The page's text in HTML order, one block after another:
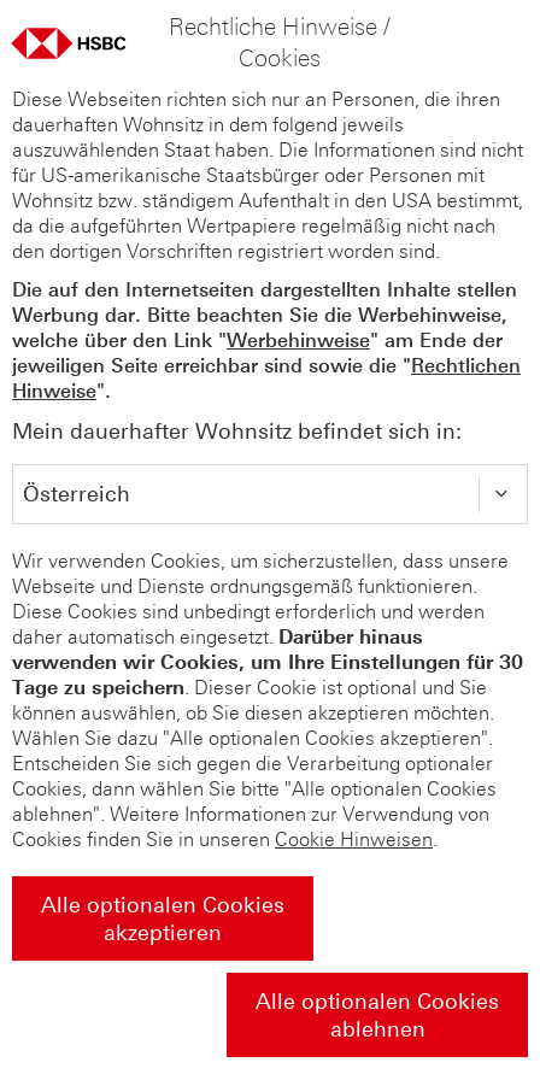
Rechtliche Hinweise /
Cookies
Diese Webseiten richten sich nur an Personen, die ihren
dauerhaften Wohnsitz in dem folgend jeweils
auszuwählenden Staat haben. Die Informationen sind nicht
für US-amerikanische Staatsbürger oder Personen mit
Wohnsitz bzw. ständigem Aufenthalt in den USA bestimmt,
da die aufgeführten Wertpapiere regelmäßig nicht nach
den dortigen Vorschriften registriert worden sind.
Die auf den Internetseiten dargestellten Inhalte stellen
Werbung dar. Bitte beachten Sie die Werbehinweise,
welche über den Link "Werbehinweise" am Ende der
jeweiligen Seite erreichbar sind sowie die "Rechtlichen
Hinweise".
Mein dauerhafter Wohnsitz befindet sich in:
Wir verwenden Cookies, um sicherzustellen, dass unsere
Webseite und Dienste ordnungsgemäß funktionieren.
Diese Cookies sind unbedingt erforderlich und werden
daher automatisch eingesetzt. Darüber hinaus
verwenden wir Cookies, um Ihre Einstellungen für 30
Tage zu speichern. Dieser Cookie ist optional und Sie
können auswählen, ob Sie diesen akzeptieren möchten.
Wählen Sie dazu "Alle optionalen Cookies akzeptieren".
Entscheiden Sie sich gegen die Verarbeitung optionaler
Cookies, dann wählen Sie bitte "Alle optionalen Cookies
ablehnen". Weitere Informationen zur Verwendung von
Cookies finden Sie in unseren Cookie Hinweisen.
Alle optionalen Cookies
akzeptieren
Alle optionalen Cookies
ablehnen